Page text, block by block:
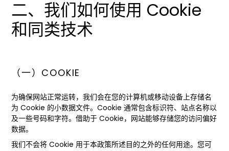
二、我们如何使用 Cookie
和同类技术
（一）COOKIE
为确保网站正常运转，我们会在您的计算机或移动设备上存储名
为 Cookie 的小数据文件。Cookie 通常包含标识符、站点名称以
及一些号码和字符。借助于 Cookie，网站能够存储您的访问偏好
数据。
我们不会将 Cookie 用于本政策所述目的之外的任何用途。您可